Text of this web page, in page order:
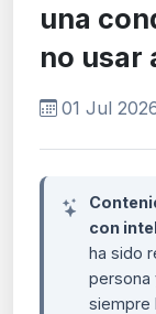
una
no usar
01 Jul
con
ha sido
persona
siempre